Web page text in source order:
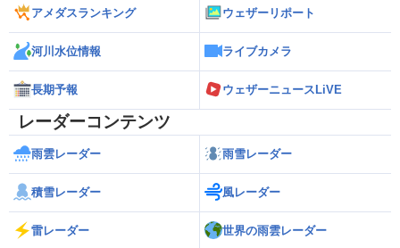
アメダスランキング ウェザーリポート
河川水位情報 ライブカメラ
長期予報 ウェザーニュースLiVE
レーダーコンテンツ
雨雲レーダー 雨雪レーダー
積雪レーダー 風レーダー
雷レーダー 世界の雨雲レーダー